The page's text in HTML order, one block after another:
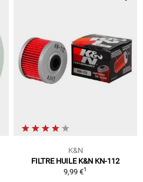
K&N
FILTRE HUILE K&N KN-112
9,99 €1